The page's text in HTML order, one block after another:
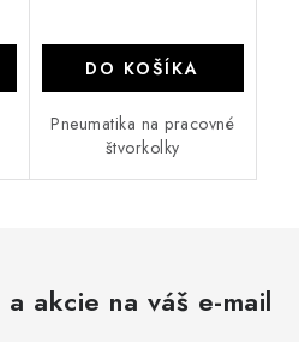
DO KOŠÍKA
Pneumatika na pracovné
štvorkolky
akcie na váš e-mail